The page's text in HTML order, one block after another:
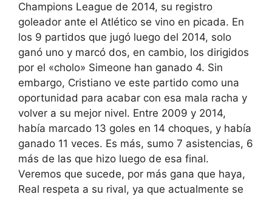
Champions League de 2014, su registro
goleador ante el Atlético se vino en picada. En
los 9 partidos que jugó luego del 2014, solo
ganó uno y marcó dos, en cambio, los dirigidos
por el «cholo» Simeone han ganado 4. Sin
embargo, Cristiano ve este partido como una
oportunidad para acabar con esa mala racha y
volver a su mejor nivel. Entre 2009 y 2014,
había marcado 13 goles en 14 choques, y había
ganado 11 veces. Es más, sumo 7 asistencias, 6
más de las que hizo luego de esa final.
Veremos que sucede, por más gana que haya,
Real respeta a su rival, ya que actualmente se